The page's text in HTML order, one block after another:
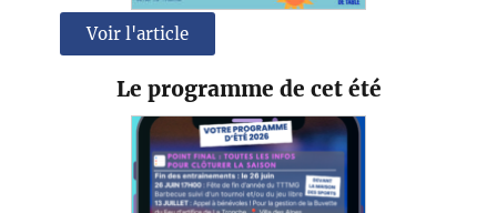
Voir l'article
Le programme de cet été